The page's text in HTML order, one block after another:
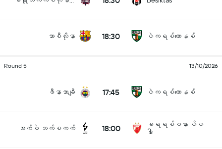
ဘာစီလိုနာ 18:30 ဇဲကရစ်ကောနစ်
Round 5 13/10/2026
ဖီနာဘာချီ 17:45 ဇဲကရစ်ကောနစ်
အက်ဗဲ ဘက်စကက် 18:00
ခရရစ်ဗနား ဇိဇ
ဒါး